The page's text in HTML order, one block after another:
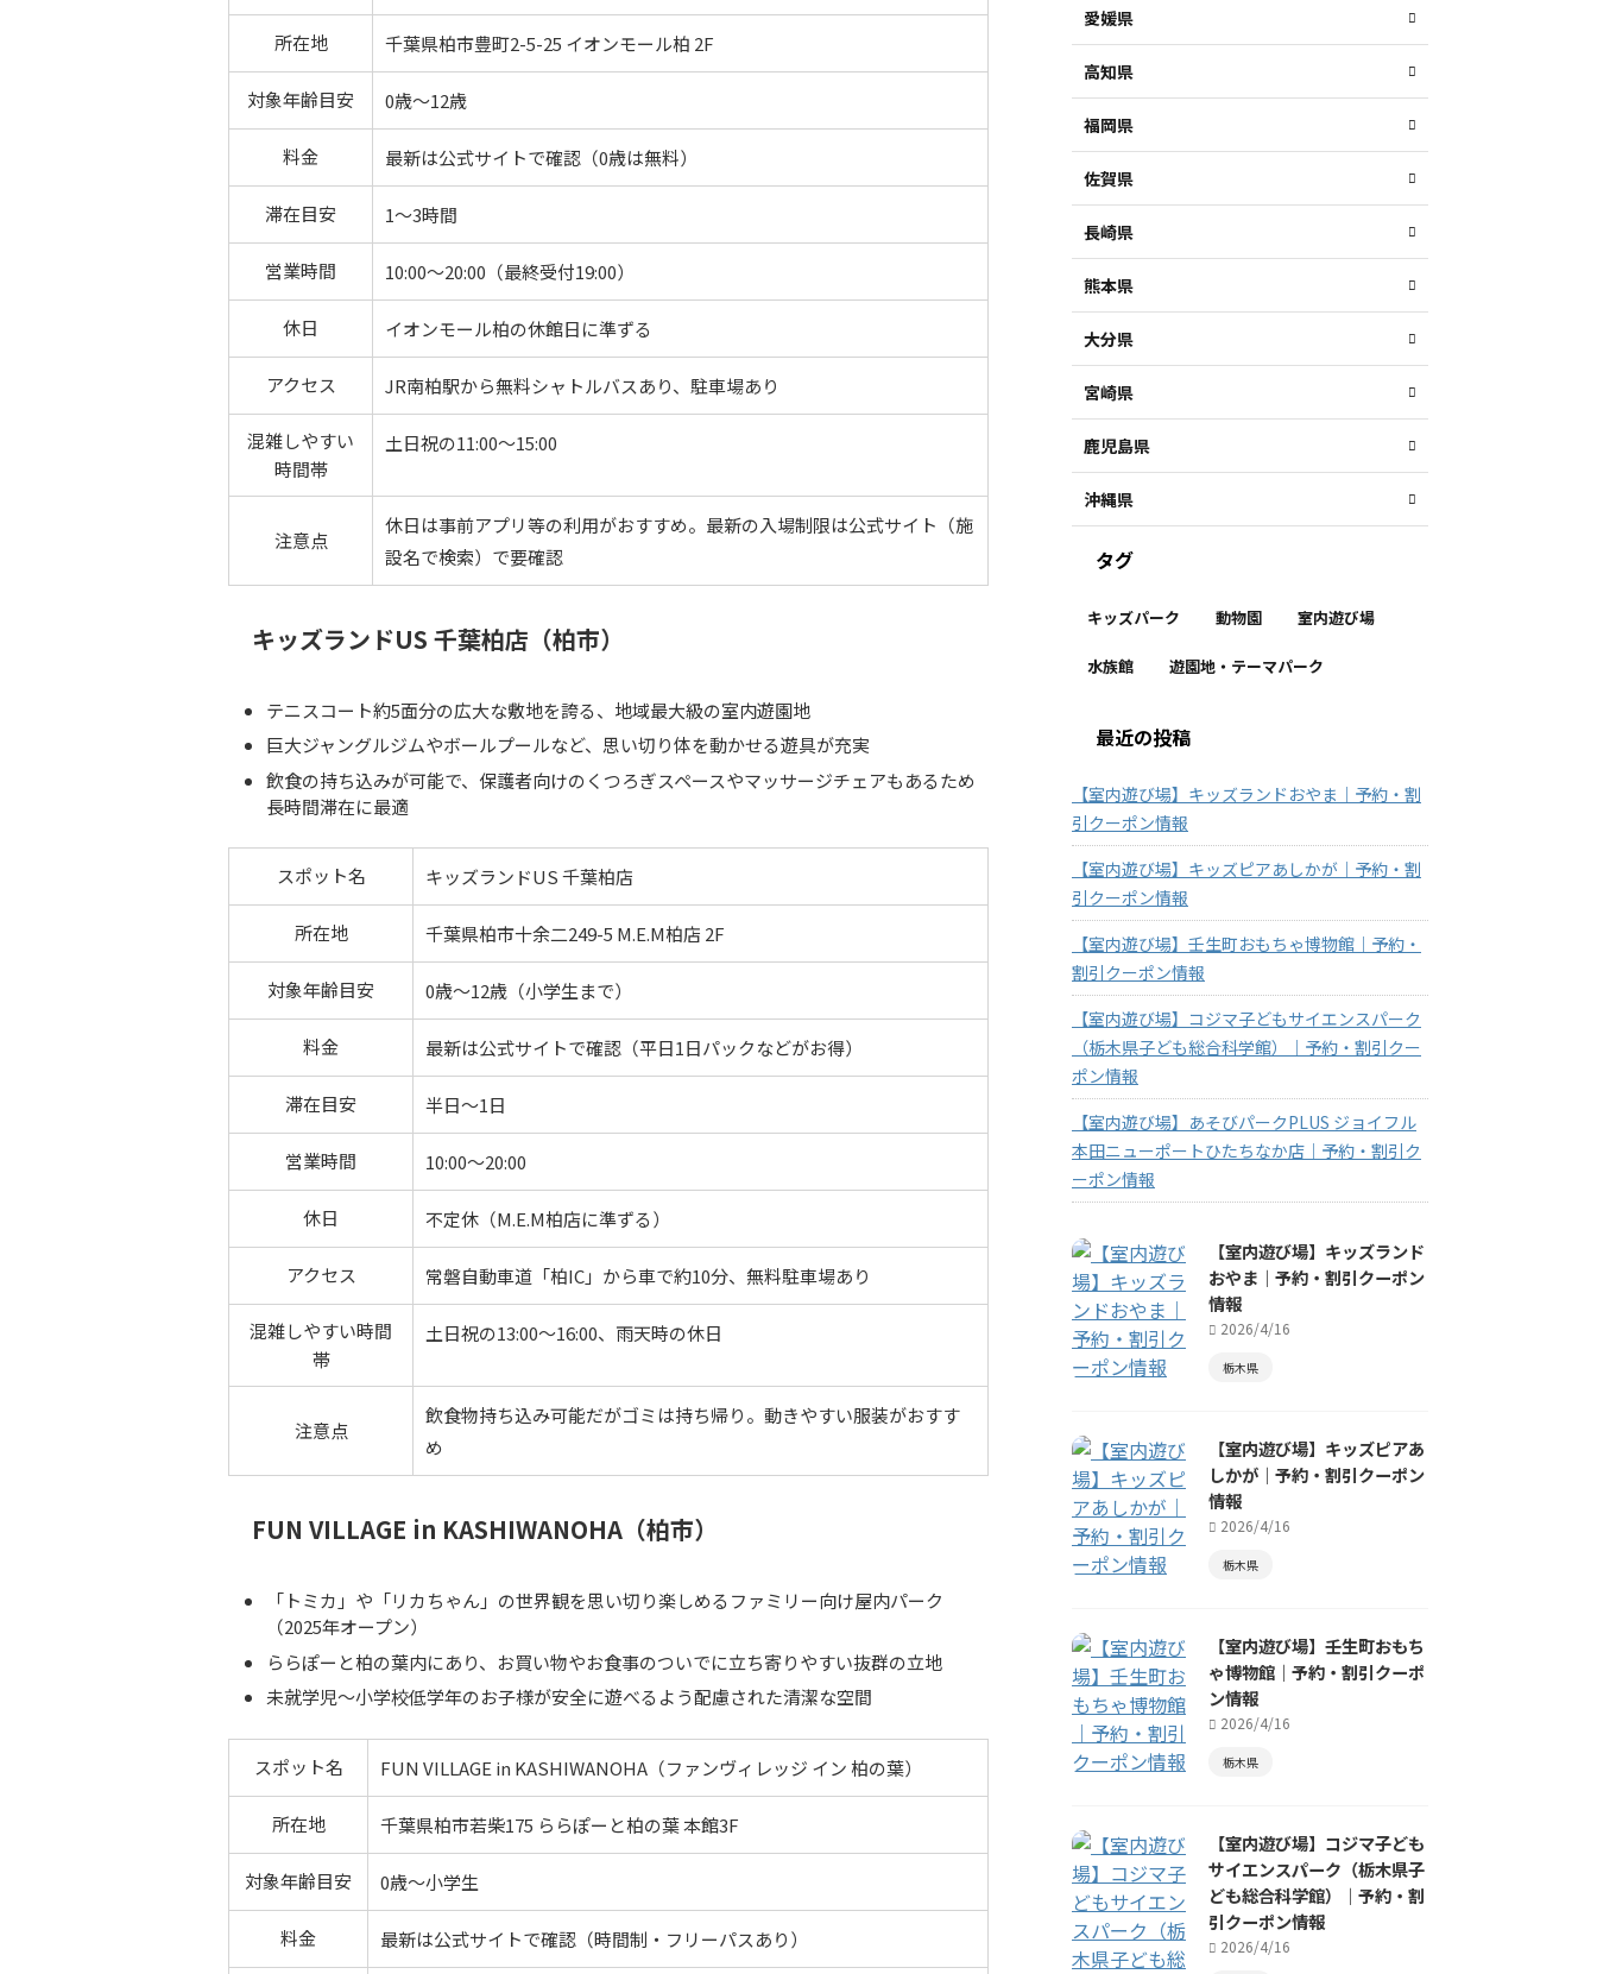
所在地 千葉県柏市豊町2-5-25 イオンモール柏 2F
対象年齢目安 0歳～12歳
料金 最新は公式サイトで確認（0歳は無料）
滞在目安 1〜3時間
営業時間 10:00～20:00（最終受付19:00）
休日 イオンモール柏の休館日に準ずる
アクセス JR南柏駅から無料シャトルバスあり、駐車場あり
混雑しやすい
時間帯
土日祝の11:00～15:00
注意点
休日は事前アプリ等の利用がおすすめ。最新の入場制限は公式サイト（施
設名で検索）で要確認
キッズランドUS 千葉柏店（柏市）
テニスコート約5面分の広大な敷地を誇る、地域最大級の室内遊園地
巨大ジャングルジムやボールプールなど、思い切り体を動かせる遊具が充実
飲食の持ち込みが可能で、保護者向けのくつろぎスペースやマッサージチェアもあるため
長時間滞在に最適
スポット名 キッズランドUS 千葉柏店
所在地 千葉県柏市十余二249-5 M.E.M柏店 2F
対象年齢目安 0歳～12歳（小学生まで）
料金 最新は公式サイトで確認（平日1日パックなどがお得）
滞在目安 半日～1日
営業時間 10:00～20:00
休日 不定休（M.E.M柏店に準ずる）
アクセス 常磐自動車道「柏IC」から車で約10分、無料駐車場あり
混雑しやすい時間
帯
土日祝の13:00～16:00、雨天時の休日
注意点
飲食物持ち込み可能だがゴミは持ち帰り。動きやすい服装がおすす
め
FUN VILLAGE in KASHIWANOHA（柏市）
「トミカ」や「リカちゃん」の世界観を思い切り楽しめるファミリー向け屋内パーク
（2025年オープン）
ららぽーと柏の葉内にあり、お買い物やお食事のついでに立ち寄りやすい抜群の立地
未就学児〜小学校低学年のお子様が安全に遊べるよう配慮された清潔な空間
スポット名 FUN VILLAGE in KASHIWANOHA（ファンヴィレッジ イン 柏の葉）
所在地 千葉県柏市若柴175 ららぽーと柏の葉 本館3F
対象年齢目安 0歳～小学生
料金 最新は公式サイトで確認（時間制・フリーパスあり）
愛媛県
高知県
福岡県
佐賀県
長崎県
熊本県
大分県
宮崎県
鹿児島県
沖縄県
タグ
キッズパーク 動物園 室内遊び場
水族館 遊園地・テーマパーク
最近の投稿
【室内遊び場】キッズランドおやま｜予約・割
引クーポン情報
【室内遊び場】キッズピアあしかが｜予約・割
引クーポン情報
【室内遊び場】壬生町おもちゃ博物館｜予約・
割引クーポン情報
【室内遊び場】コジマ子どもサイエンスパーク
（栃木県子ども総合科学館）｜予約・割引クー
ポン情報
【室内遊び場】あそびパークPLUS ジョイフル
本田ニューポートひたちなか店｜予約・割引ク
ーポン情報
【室内遊び場】キッズランド
おやま｜予約・割引クーポン
情報
2026/4/16
栃木県
【室内遊び場】キッズピアあ
しかが｜予約・割引クーポン
情報
2026/4/16
栃木県
【室内遊び場】壬生町おもち
ゃ博物館｜予約・割引クーポ
ン情報
2026/4/16
栃木県
【室内遊び場】コジマ子ども
サイエンスパーク（栃木県子
ども総合科学館）｜予約・割
引クーポン情報
2026/4/16